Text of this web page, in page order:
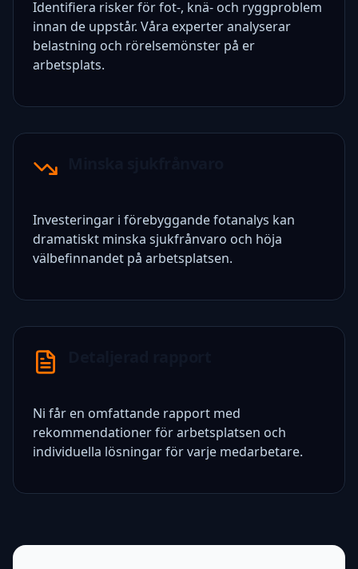
Identifiera risker för fot-, knä- och ryggproblem
innan de uppstår. Våra experter analyserar
belastning och rörelsemönster på er
arbetsplats.
Investeringar i förebyggande fotanalys kan
dramatiskt minska sjukfrånvaro och höja
välbefinnandet på arbetsplatsen.
Ni får en omfattande rapport med
rekommendationer för arbetsplatsen och
individuella lösningar för varje medarbetare.